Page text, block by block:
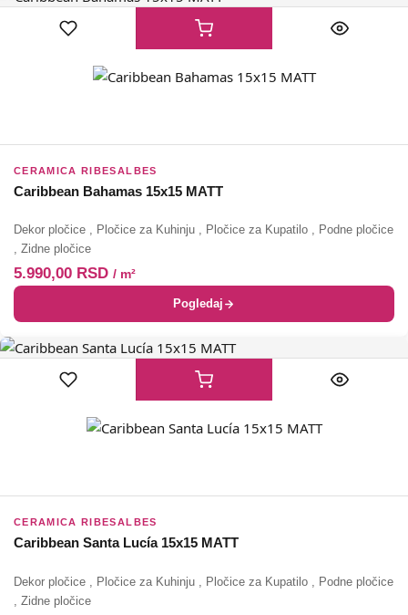
CERAMICA RIBESALBES
Caribbean Bahamas 15x15 MATT
Dekor pločice , Pločice za Kuhinju , Pločice za Kupatilo , Podne pločice
, Zidne pločice
5.990,00 RSD / m²
Pogledaj
CERAMICA RIBESALBES
Caribbean Santa Lucía 15x15 MATT
Dekor pločice Pločice za Kuhinju Pločice za Kupatilo
Podne pločice
Zidne pločice